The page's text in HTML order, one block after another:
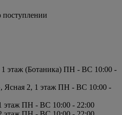
поступлении
1 этаж (Ботаника) ПН - ВС 10:00 -
2, 1 этаж ПН - ВС 10:00 -
этаж ПН - ВС 10:00 - 22:00